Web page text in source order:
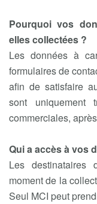
Pourquoi vos
elles collectées ?
Les données à
formulaires de
afin de satisfaire
sont uniquement
commerciales,
Qui a accès à vos
Les destinataires
moment de la
Seul MCI peut